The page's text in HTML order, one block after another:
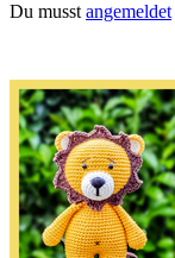
Du musst angemeldet